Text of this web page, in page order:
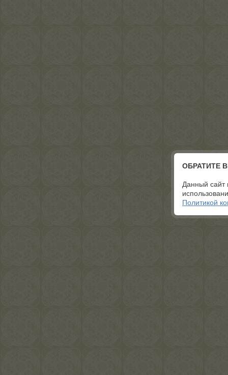
ОБРАТИТЕ
Данный сайт
Политикой